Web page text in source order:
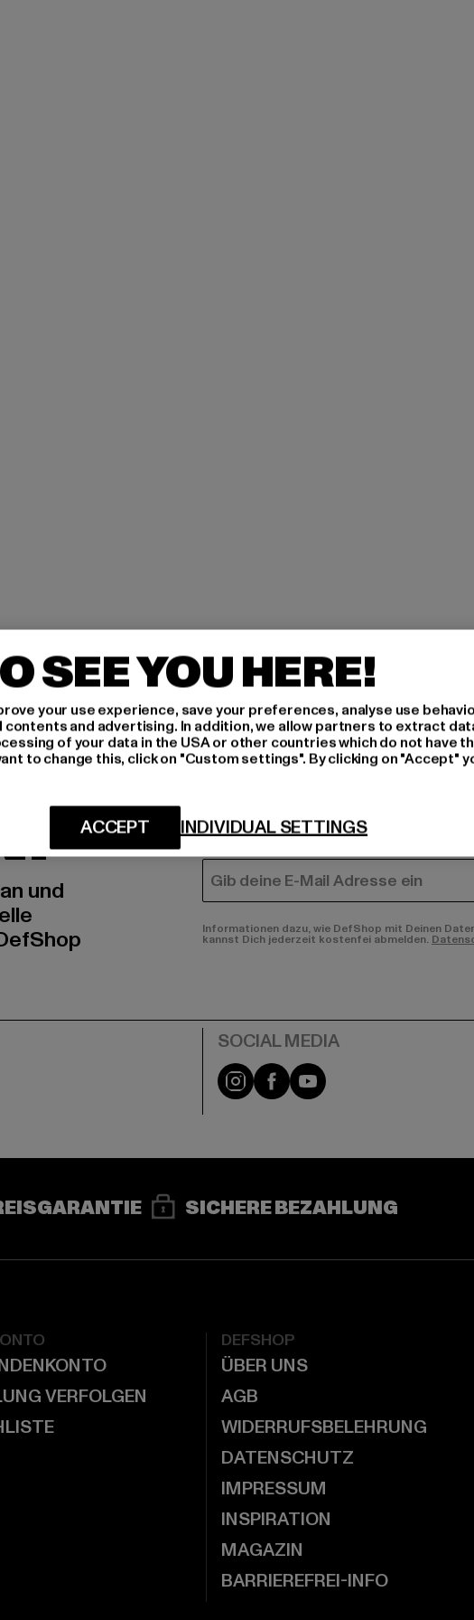
AN,
und
MÄNNER
FRAUEN
E-MAIL
Informationen dazu, wie DefShop mit Deinen
kannst Dich jederzeit kostenfei abmelden.
Instagram
FacebookYouTube
SICHERE BEZAHLUNG
VERFOLGEN
DEFSHOP
ÜBER UNS
AGB
WIDERRUFSBELEHRUNG
DATENSCHUTZ
IMPRESSUM
INSPIRATION
MAGAZIN
BARRIEREFREI-INFO
SEE YOU HERE!
your use experience, save your preferences, analyse use
and advertising. In addition, we allow partners to extract
of your data in the USA or other countries which do not have
to change this, click on "Custom settings". By clicking on "Accept"
INDIVIDUAL SETTINGS
ACCEPT